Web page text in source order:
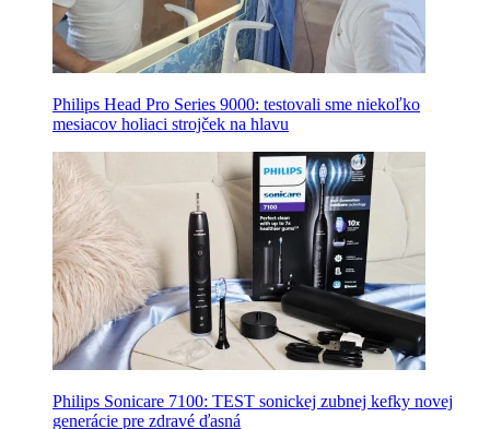
Philips Head Pro Series 9000: testovali sme niekoľko
mesiacov holiaci strojček na hlavu
Philips Sonicare 7100: TEST sonickej zubnej kefky novej
generácie pre zdravé ďasná